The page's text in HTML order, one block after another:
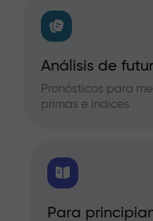
Análisis de
Pronósticos para
primas e índices
Para